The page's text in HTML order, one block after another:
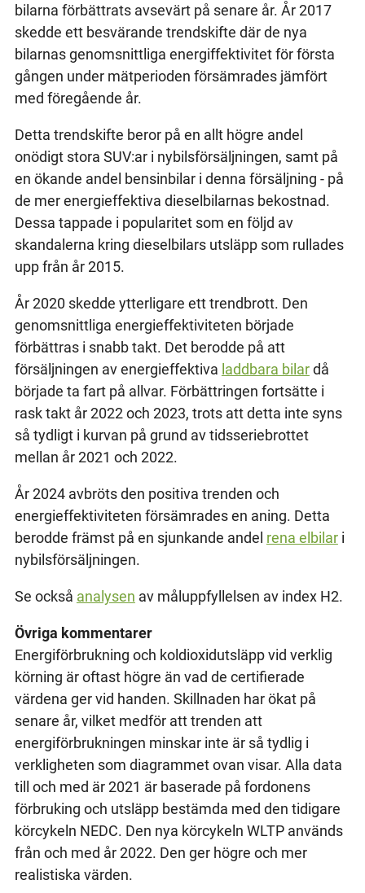
bilarna förbättrats avsevärt på senare år. År 2017
skedde ett besvärande trendskifte där de nya
bilarnas genomsnittliga energiffektivitet för första
gången under mätperioden försämrades jämfört
med föregående år.
Detta trendskifte beror på en allt högre andel
onödigt stora SUV:ar i nybilsförsäljningen, samt på
en ökande andel bensinbilar i denna försäljning - på
de mer energieffektiva dieselbilarnas bekostnad.
Dessa tappade i popularitet som en följd av
skandalerna kring dieselbilars utsläpp som rullades
upp från år 2015.
År 2020 skedde ytterligare ett trendbrott. Den
genomsnittliga energieffektiviteten började
förbättras i snabb takt. Det berodde på att
försäljningen av energieffektiva laddbara bilardå
började ta fart på allvar. Förbättringen fortsätte i
rask takt år 2022 och 2023, trots att detta inte syns
så tydligt i kurvan på grund av tidsseriebrottet
mellan år 2021 och 2022.
År 2024 avbröts den positiva trenden och
energieffektiviteten försämrades en aning. Detta
berodde främst på en sjunkande andel rena elbilari
nybilsförsäljningen.
Se också analysen av måluppfyllelsen av index H2.
Övriga kommentarer
Energiförbrukning och koldioxidutsläpp vid verklig
körning är oftast högre än vad de certifierade
värdena ger vid handen. Skillnaden har ökat på
senare år, vilket medför att trenden att
energiförbrukningen minskar inte är så tydlig i
verkligheten som diagrammet ovan visar. Alla data
till och med är 2021 är baserade på fordonens
förbruking och utsläpp bestämda med den tidigare
körcykeln NEDC. Den nya körcykeln WLTP används
från och med år 2022. Den ger högre och mer
realistiska värden.